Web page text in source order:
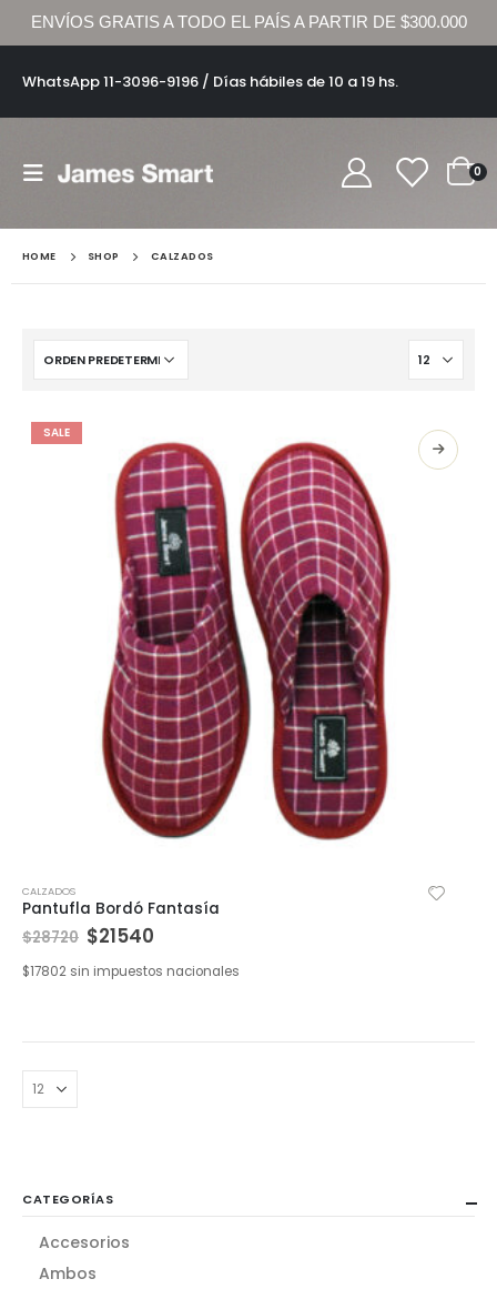
ENVÍOS GRATIS A TODO EL PAÍS A PARTIR DE $300.000
WhatsApp 11-3096-9196 / Días hábiles de 10 a 19 hs.
0
HOME SHOP CALZADOS
SALE
CALZADOS
Pantufla Bordó Fantasía
$28720 $21540
$17802 sin impuestos nacionales
CATEGORÍAS
Accesorios
Ambos